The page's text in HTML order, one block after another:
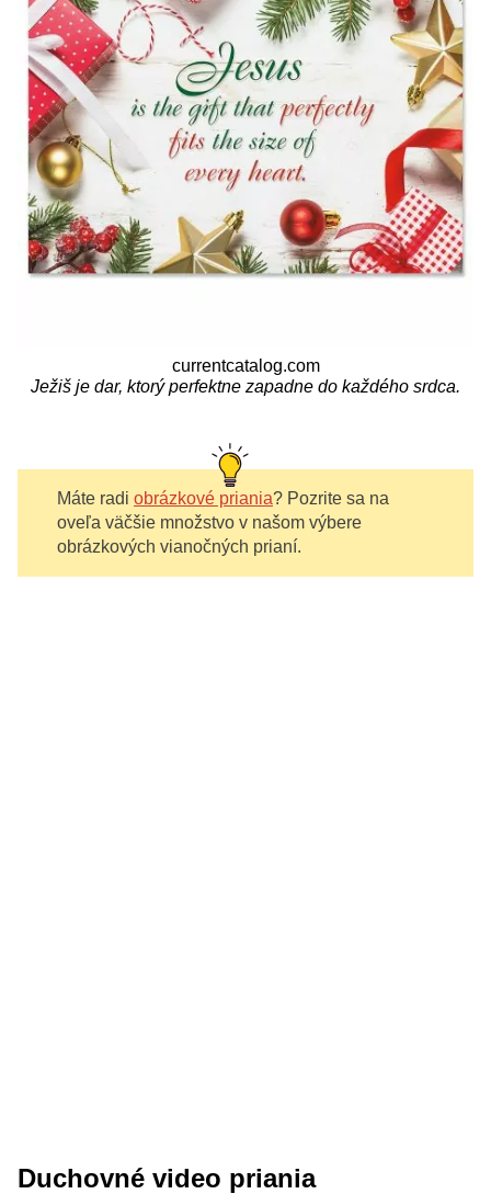
currentcatalog.com
Ježiš je dar, ktorý perfektne zapadne do každého srdca.
Máte radi obrázkové priania? Pozrite sa na
oveľa väčšie množstvo v našom výbere
obrázkových vianočných prianí.
Duchovné video priania